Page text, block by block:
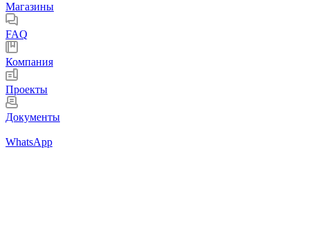
Магазины
FAQ
Компания
Проекты
Документы
WhatsApp